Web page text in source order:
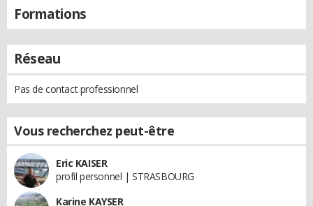
Formations
Réseau
Pas de contact professionnel
Vous recherchez peut-être
Eric KAISER
profil personnel | STRASBOURG
Karine KAYSER